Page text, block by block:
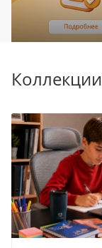
Коллекции